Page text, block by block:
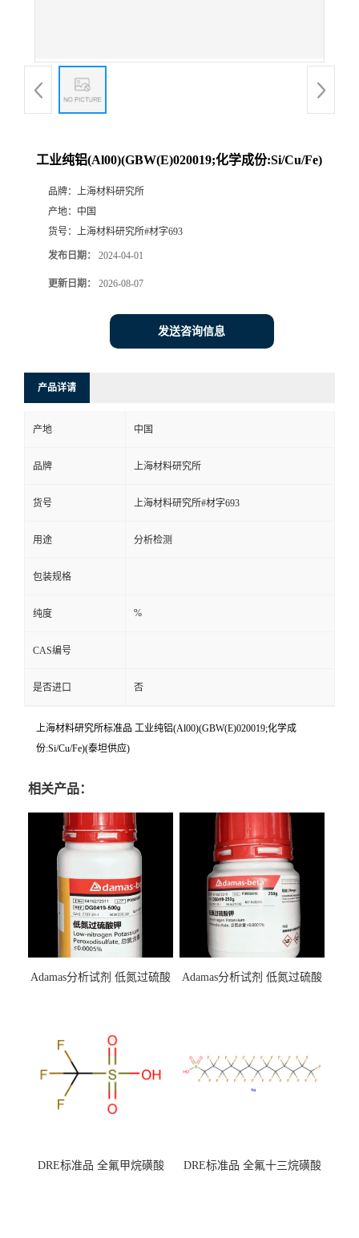
工业纯铝(Al00)(GBW(E)020019;化学成份:Si/Cu/Fe)
品牌： 上海材料研究所
产地： 中国
货号： 上海材料研究所#材字693
发布日期： 2024-04-01
更新日期： 2026-08-07
发送咨询信息
产品详请
产地 中国
品牌 上海材料研究所
货号 上海材料研究所#材字693
用途 分析检测
包装规格
纯度 %
CAS编号
是否进口 否
上海材料研究所标准品 工业纯铝(Al00)(GBW(E)020019;化学成
份:Si/Cu/Fe)(泰坦供应)
相关产品：
Adamas分析试剂 低氮过硫酸
（泰坦现货供应）
Adamas分析试剂 低氮过硫酸
DRE标准品 全氟甲烷磺酸
DRE标准品 全氟十三烷磺酸